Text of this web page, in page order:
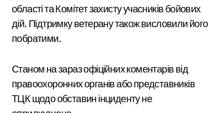
області та Комітет захисту учасників бойових
дій. Підтримку ветерану також висловили його
побратими.
Станом на зараз офіційних коментарів від
правоохоронних органів або представників
ТЦК щодо обставин інциденту не